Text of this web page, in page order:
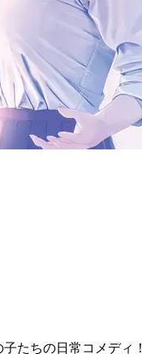
たちの日常コメディ！